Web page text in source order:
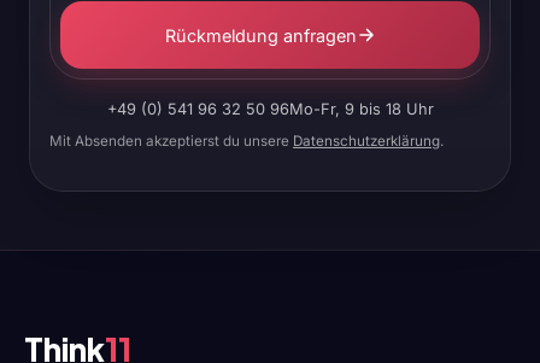
Rückmeldung anfragen
+49 (0) 541 96 32 50 96Mo-Fr, 9 bis 18 Uhr
Mit Absenden akzeptierst du unsere Datenschutzerklärung.
Think11